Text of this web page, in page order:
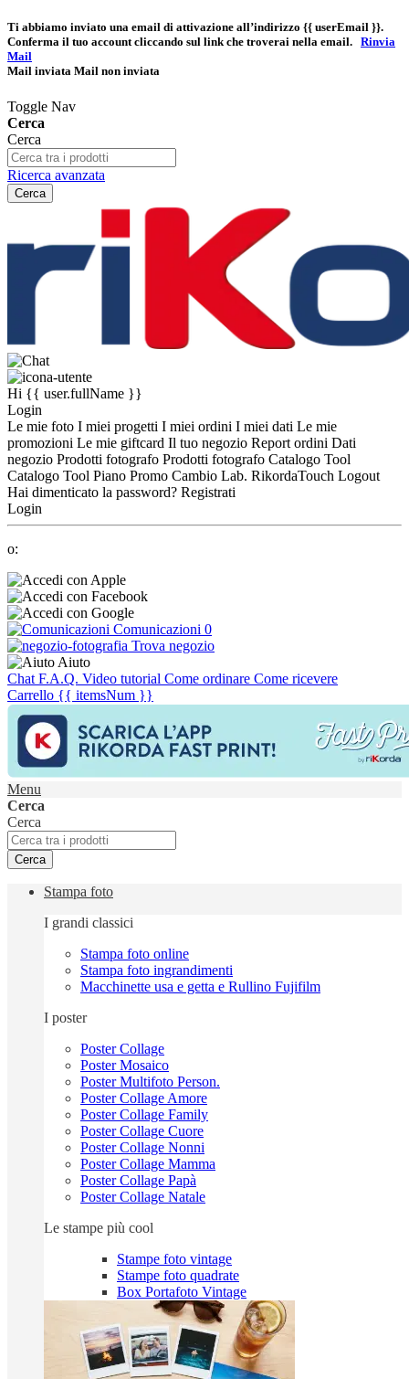
Ti abbiamo inviato una email di attivazione all’indirizzo {{ userEmail }}.
Conferma il tuo account cliccando sul link che troverai nella email. Rinvia
Mail
Mail inviata Mail non inviata
Toggle Nav
Cerca
Cerca
Ricerca avanzata
Cerca
Hi {{ user.fullName }}
Login
Le mie foto I miei progetti I miei ordini I miei dati Le mie
promozioni Le mie giftcard Il tuo negozio Report ordini Dati
negozio Prodotti fotografo Prodotti fotografo Catalogo Tool
Catalogo Tool Piano Promo Cambio Lab. RikordaTouch Logout
Hai dimenticato la password? Registrati
Login
o:
Comunicazioni 0
Trova negozio
Aiuto
Chat F.A.Q. Video tutorial Come ordinare Come ricevere
Carrello {{ itemsNum }}
Menu
Cerca
Cerca
Cerca
Stampa foto
I grandi classici
Stampa foto online
Stampa foto ingrandimenti
Macchinette usa e getta e Rullino Fujifilm
I poster
Poster Collage
Poster Mosaico
Poster Multifoto Person.
Poster Collage Amore
Poster Collage Family
Poster Collage Cuore
Poster Collage Nonni
Poster Collage Mamma
Poster Collage Papà
Poster Collage Natale
Le stampe più cool
Stampe foto vintage
Stampe foto quadrate
Box Portafoto Vintage